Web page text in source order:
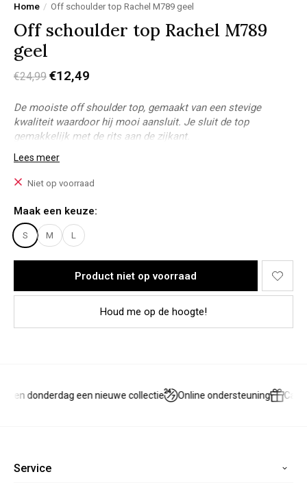
Home / Off schoulder top Rachel M789 geel
Off schoulder top Rachel M789
geel
€24,99 €12,49
De mooiste off shoulder top, gemaakt van een stevige
kwaliteit waardoor hij mooi aansluit. Je sluit de top
gemakkelijk met de rits aan de zijkant.
Model Joanne:
Lichaamslengte: 1,78
Bovenkant: M/L
Onderkant: 42
Materiaal:
95% Polyester, 5% Elastico
Lees meer
Niet op voorraad
Maak een keuze:
S M L
Product niet op voorraad
Houd me op de hoogte!
en donderdag een nieuwe collectie Online ondersteuning
Service